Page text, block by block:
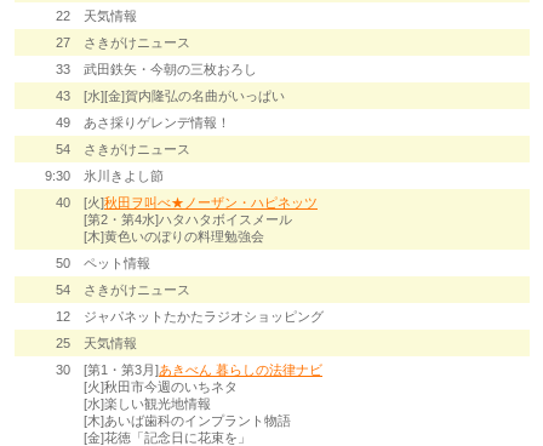
22
天気情報
27
さきがけニュース
33
武田鉄矢・今朝の三枚おろし
43
[水][金]賀内隆弘の名曲がいっぱい
49
あさ採りゲレンデ情報！
54
さきがけニュース
9:30
氷川きよし節
40
[火]秋田ヲ叫べ★ノーザン・ハピネッツ
[第2・第4水]ハタハタボイスメール
[木]黄色いのぼりの料理勉強会
50
ペット情報
54
さきがけニュース
12
ジャパネットたかたラジオショッピング
25
天気情報
30
[第1・第3月]あきべん 暮らしの法律ナビ
[火]秋田市今週のいちネタ
[水]楽しい観光地情報
[木]あいば歯科のインプラント物語
[金]花徳「記念日に花束を」